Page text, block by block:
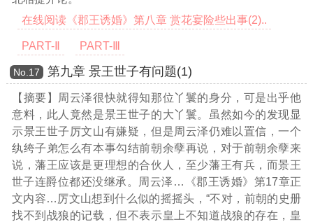
在线阅读《郡王诱婚》第八章 赏花宴险些出事(2)..
PART-Ⅱ PART-Ⅲ
Νο.17 第九章 景王世子有问题(1)
【摘要】周云泽很快就得知那位丫鬟的身分，可是出乎他
意料，此人竟然是景王世子的大丫鬟。虽然如今的发现显
示景王世子厉文山有嫌疑，但是周云泽仍难以置信，一个
纨绔子弟怎么有本事勾结前朝余孽再说，对于前朝余孽来
说，藩王应该是更理想的合伙人，至少藩王有兵，而景王
世子连爵位都还没继承。周云泽 …《郡王诱婚》第17章正
文内容… 厉文山想到什么似的摇摇头，“不对，前朝的史册
找不到战狼的记载，但不表示皇上不知道战狼的存在，皇